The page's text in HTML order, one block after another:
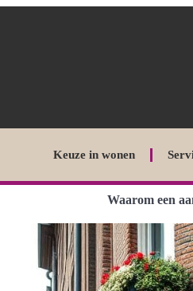
Keuze in wonen
Waarom een